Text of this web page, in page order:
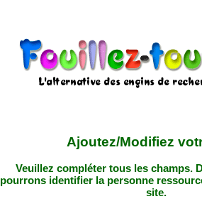
Ajoutez/Modifiez
Veuillez compléter tous les champs.
pourrons identifier la personne
site.